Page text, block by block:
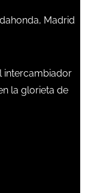
Madrid
intercambiador
la glorieta de